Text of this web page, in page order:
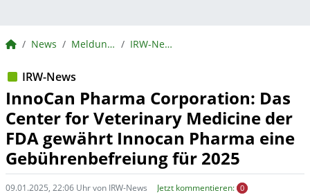
BörsenNEWS.de
News Meldungen IRW-News
IRW-News
InnoCan Pharma Corporation: Das
Center for Veterinary Medicine der
FDA gewährt Innocan Pharma eine
Gebührenbefreiung für 2025
09.01.2025, 22:06 Uhr von IRW-News Jetzt kommentieren: 0